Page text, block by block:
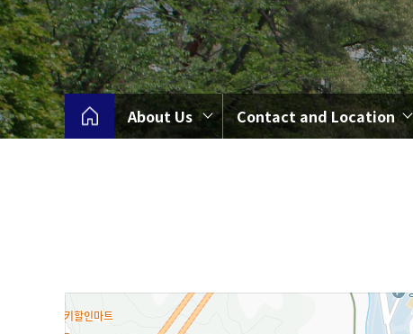
About Us Contact and Location